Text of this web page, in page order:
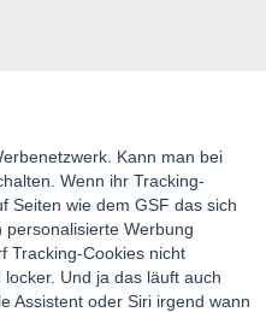
Kann man bei
Wenn ihr Tracking-
Seiten wie dem GSF das sich
Werbung
Tracking-Cookies nicht
Und ja das läuft auch
Assistent oder Siri irgend wann